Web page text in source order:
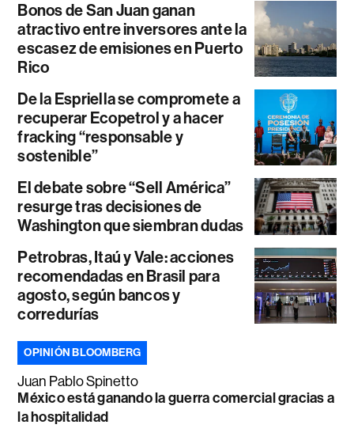
Bonos de San Juan ganan
atractivo entre inversores ante la
escasez de emisiones en Puerto
Rico
De la Espriella se compromete a
recuperar Ecopetrol y a hacer
fracking “responsable y
sostenible”
El debate sobre “Sell América”
resurge tras decisiones de
Washington que siembran dudas
Petrobras, Itaú y Vale: acciones
recomendadas en Brasil para
agosto, según bancos y
corredurías
OPINIÓN BLOOMBERG
Juan Pablo Spinetto
México está ganando la guerra comercial gracias a
la hospitalidad